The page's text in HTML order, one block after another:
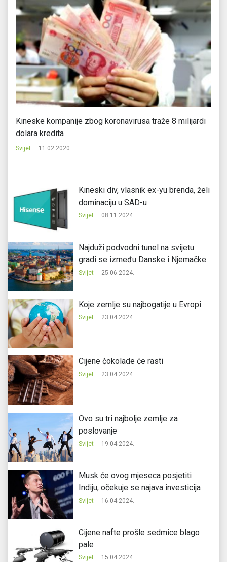
Kineske kompanije zbog koronavirusa traže 8 milijardi
dolara kredita
Svijet 11.02.2020.
Kineski div, vlasnik ex-yu brenda, želi
dominaciju u SAD-u
Svijet 08.11.2024.
Najduži podvodni tunel na svijetu
gradi se između Danske i Njemačke
Svijet 25.06.2024.
Koje zemlje su najbogatije u Evropi
Svijet 23.04.2024.
Cijene čokolade će rasti
Svijet 23.04.2024.
Ovo su tri najbolje zemlje za
poslovanje
Svijet 19.04.2024.
Musk će ovog mjeseca posjetiti
Indiju, očekuje se najava investicija
Svijet 16.04.2024.
Cijene nafte prošle sedmice blago
pale
Svijet 15.04.2024.